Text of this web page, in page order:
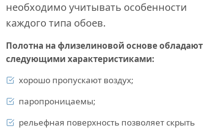
необходимо учитывать особенности
каждого типа обоев.
Полотна на флизелиновой основе обладают
следующими характеристиками:
хорошо пропускают воздух;
паропроницаемы;
рельефная поверхность позволяет скрыть